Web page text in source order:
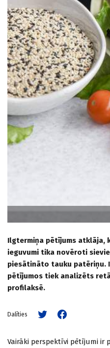
Ilgtermiņa pētījums atklāja,
ieguvumi tika novēroti
piesātināto tauku patēriņu.
pētījumos tiek analizēts
profilaksē.
Dalīties
Vairāki perspektīvi pētījumi ir